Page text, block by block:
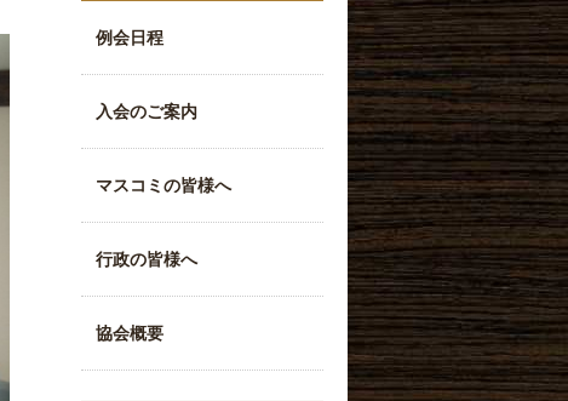
例会日程
入会のご案内
マスコミの皆様へ
行政の皆様へ
協会概要